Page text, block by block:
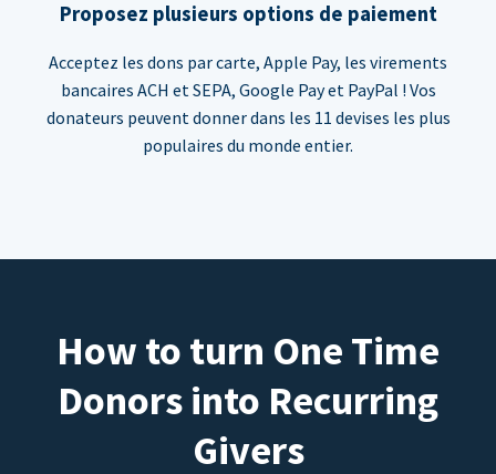
Proposez plusieurs options de paiement
Acceptez les dons par carte, Apple Pay, les virements
bancaires ACH et SEPA, Google Pay et PayPal ! Vos
donateurs peuvent donner dans les 11 devises les plus
populaires du monde entier.
How to turn One Time
Donors into Recurring
Givers